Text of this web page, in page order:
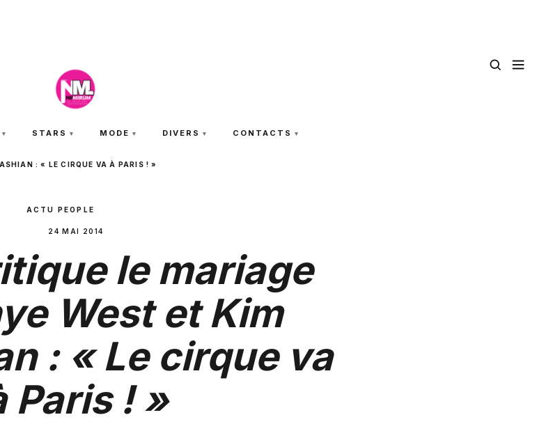
STARS MODE DIVERS CONTACTS
: « LE CIRQUE VA À PARIS ! »
ACTU PEOPLE
24 MAI 2014
le mariage
West et Kim
: « Le cirque va
Paris ! »